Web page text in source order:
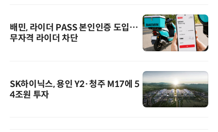
배민, 라이더 PASS 본인인증 도입…
무자격 라이더 차단
SK하이닉스, 용인 Y2·청주 M17에 5
4조원 투자